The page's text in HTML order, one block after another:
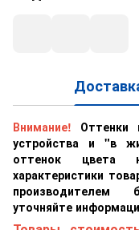
Внимание!
Оттенки
устройства и "в
оттенок цвета
характеристики
производителем
уточняйте